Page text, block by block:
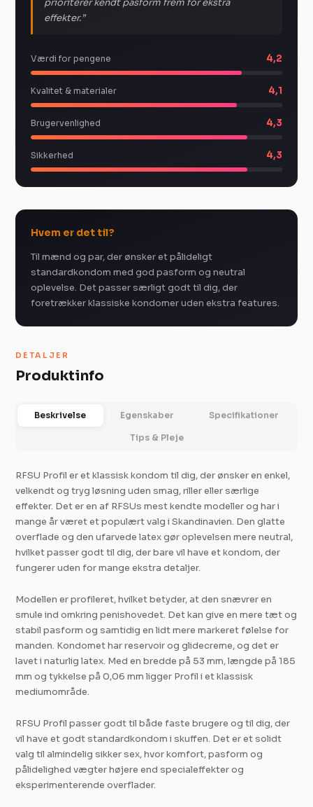
prioriterer kendt pasform frem for ekstra
effekter.”
Værdi for pengene 4,2
Kvalitet & materialer 4,1
Brugervenlighed 4,3
Sikkerhed 4,3
Hvem er det til?
Til mænd og par, der ønsker et pålideligt
standardkondom med god pasform og neutral
oplevelse. Det passer særligt godt til dig, der
foretrækker klassiske kondomer uden ekstra features.
DETALJER
Produktinfo
Beskrivelse Egenskaber Specifikationer
Tips & Pleje
RFSU Profil er et klassisk kondom til dig, der ønsker en enkel,
velkendt og tryg løsning uden smag, riller eller særlige
effekter. Det er en af RFSUs mest kendte modeller og har i
mange år været et populært valg i Skandinavien. Den glatte
overflade og den ufarvede latex gør oplevelsen mere neutral,
hvilket passer godt til dig, der bare vil have et kondom, der
fungerer uden for mange ekstra detaljer.
Modellen er profileret, hvilket betyder, at den snævrer en
smule ind omkring penishovedet. Det kan give en mere tæt og
stabil pasform og samtidig en lidt mere markeret følelse for
manden. Kondomet har reservoir og glidecreme, og det er
lavet i naturlig latex. Med en bredde på 53 mm, længde på 185
mm og tykkelse på 0,06 mm ligger Profil i et klassisk
mediumområde.
RFSU Profil passer godt til både faste brugere og til dig, der
vil have et godt standardkondom i skuffen. Det er et solidt
valg til almindelig sikker sex, hvor komfort, pasform og
pålidelighed vægter højere end specialeffekter og
eksperimenterende overflader.